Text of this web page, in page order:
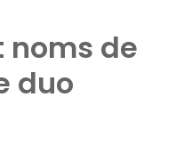
noms de
duo